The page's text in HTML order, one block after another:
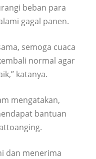
beban para
gagal panen.
semoga cuaca
normal agar
katanya.
mengatakan,
bantuan
dan menerima